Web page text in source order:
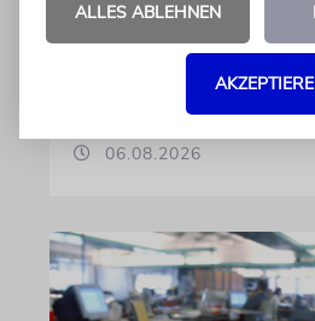
Familienhintergrund wird
Verbindung zu der
Engagement für deren
06.08.2026
ALLES ABLEHNEN